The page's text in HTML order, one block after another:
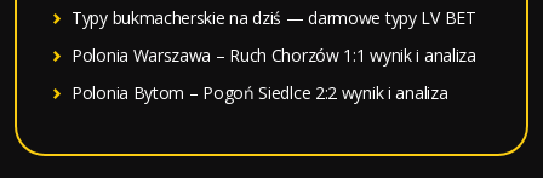
Typy bukmacherskie na dziś — darmowe typy LV BET
Polonia Warszawa – Ruch Chorzów 1:1 wynik i analiza
Polonia Bytom – Pogoń Siedlce 2:2 wynik i analiza